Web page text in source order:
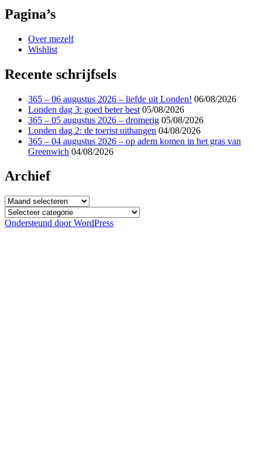
Pagina’s
Over mezelf
Wishlist
Recente schrijfsels
365 – 06 augustus 2026 – liefde uit Londen! 06/08/2026
Londen dag 3: goed beter best 05/08/2026
365 – 05 augustus 2026 – dromerig 05/08/2026
Londen dag 2: de toerist uithangen 04/08/2026
365 – 04 augustus 2026 – op adem komen in het gras van
Greenwich 04/08/2026
Archief
Archief
Categorieën
Ondersteund door WordPress